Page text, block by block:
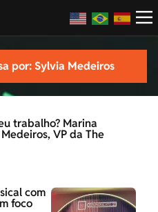
por: Sylvia Medeiros
trabalho? Marina
VP da The
com
foco